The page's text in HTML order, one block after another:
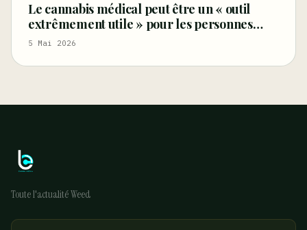
Le cannabis médical peut être un « outil
extrêmement utile » pour les personnes
âgées souffrant de douleurs et d’autres
5 Mai 2026
Toute l'actualité Weed